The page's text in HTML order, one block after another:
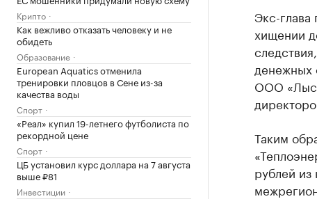
Крипто
Как вежливо отказать человеку и не
обидеть
Образование
European Aquatics отменила
тренировки пловцов в Сене из-за
качества воды
Спорт
«Реал» купил 19-летнего футболиста по
рекордной цене
Спорт
ЦБ установил курс доллара на 7 августа
выше ₽81
Инвестиции
Экс-
хищении
денежных
ООО
Таким
рублей